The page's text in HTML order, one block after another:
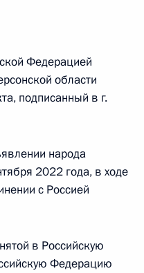
для прохождения
на военную
Федерацией
области
подписанный в г.
народа
2022 года, в ходе
с Россией
в Российскую
Федерацию